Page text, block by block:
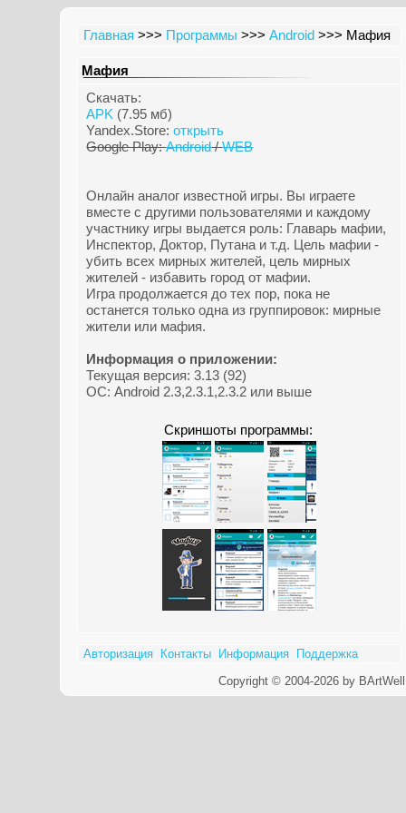
Главная >>> Программы >>>Android >>> Мафия
Мафия
Скачать:
APK (7.95 мб)
Yandex.Store:открыть
Google Play:Android/WEB
Онлайн аналог известной игры. Вы играете
вместе с другими пользователями и каждому
участнику игры выдается роль: Главарь мафии,
Инспектор, Доктор, Путана и т.д. Цель мафии -
убить всех мирных жителей, цель мирных
жителей - избавить город от мафии.
Игра продолжается до тех пор, пока не
останется только одна из группировок: мирные
жители или мафия.
Информация о приложении:
Текущая версия: 3.13 (92)
ОС: Android 2.3,2.3.1,2.3.2 или выше
Скриншоты программы:
Авторизация Контакты Информация
Поддержка
Copyright © 2004-2026 by BArtWell